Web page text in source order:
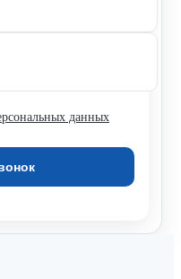
данных